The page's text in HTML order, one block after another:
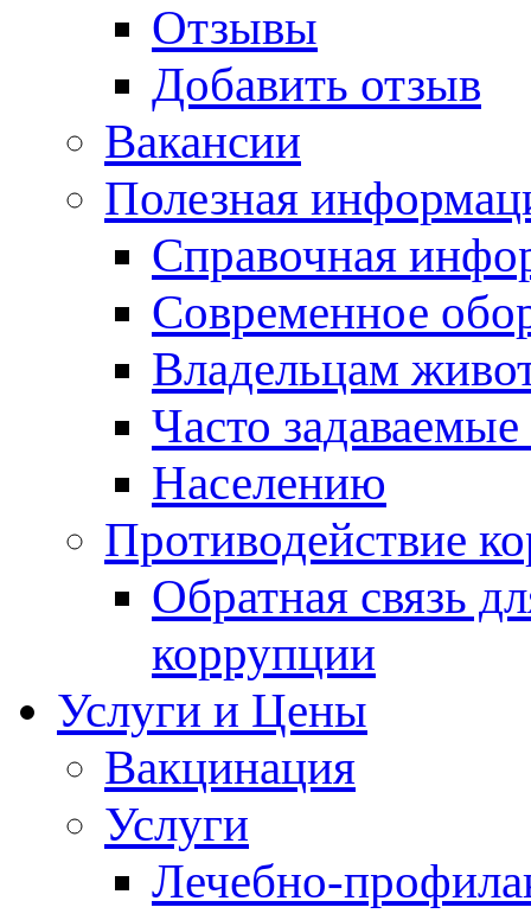
Отзывы
Добавить отзыв
Вакансии
Полезная
Справочная
Современное
Владельцам
Часто
Населению
Противодействие
Обратная связь
коррупции
Услуги и Цены
Вакцинация
Услуги
Лечебно-